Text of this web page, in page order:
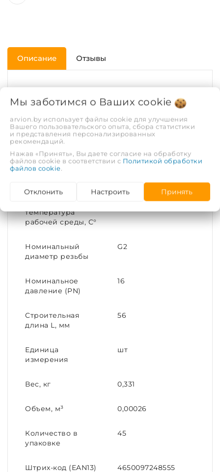
Описание Отзывы
Рабочая среда Вода, пар | Газ
Покрытие
Диаметр условный
температура
рабочей среды, С°
Номинальный
диаметр резьбы
G2
Номинальное
давление (PN)
16
Строительная
длина L, мм
56
Единица
измерения
шт
Вес, кг 0,331
Объем, м³ 0,00026
Количество в
упаковке
45
Штрих-код (EAN13) 4650097248555
Мы заботимся о Ваших cookie
arvion.by использует файлы cookie для улучшения
Вашего пользовательского опыта, сбора статистики
и представления персонализированных
рекомендаций.
Нажав «Принять», Вы даете согласие на обработку
файлов cookie в соответствии с Политикой обработки
файлов cookie.
Отклонить Настроить Принять